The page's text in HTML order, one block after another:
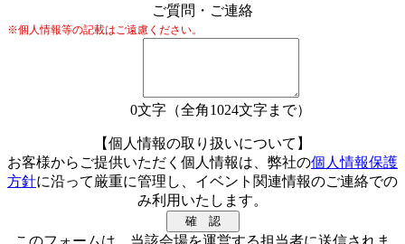
ご質問・ご連絡
※個人情報等の記載はご遠慮ください。
0文字（全角1024文字まで）
【個人情報の取り扱いについて】
お客様からご提供いただく個人情報は、弊社の個人情報保護
方針に沿って厳重に管理し、イベント関連情報のご連絡での
み利用いたします。
このフォームは、当該会場を運営する担当者に送信されま